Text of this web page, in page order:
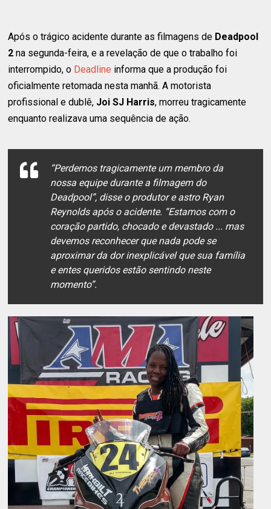
Após o trágico acidente durante as filmagens de Deadpool
2 na segunda-feira, e a revelação de que o trabalho foi
interrompido, o Deadline informa que a produção foi
oficialmente retomada nesta manhã. A motorista
profissional e dublê, Joi SJ Harris, morreu tragicamente
enquanto realizava uma sequência de ação.
“Perdemos tragicamente um membro da
nossa equipe durante a filmagem do
Deadpool”, disse o produtor e astro Ryan
Reynolds após o acidente. “Estamos com o
coração partido, chocado e devastado ... mas
devemos reconhecer que nada pode se
aproximar da dor inexplicável que sua família
e entes queridos estão sentindo neste
momento”.